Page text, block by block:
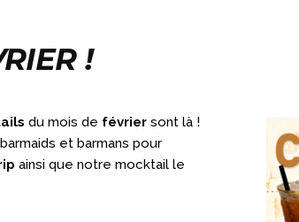
!
du mois de février sont là !
et barmans pour
ainsi que notre mocktail le